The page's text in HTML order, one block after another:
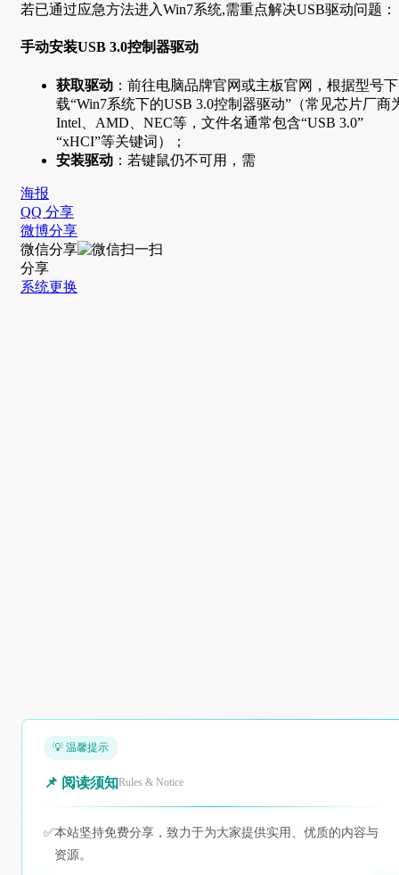
若已通过应急方法进入Win7系统,需重点解决USB驱动问题：
手动安装USB 3.0控制器驱动
获取驱动 ：前往电脑品牌官网或主板官网，根据型号下
载“Win7系统下的USB 3.0控制器驱动”（常见芯片厂商
Intel、AMD、NEC等，文件名通常包含“USB 3.0”
“xHCI”等关键词）；
安装驱动 ：若键鼠仍不可用，需
海报
QQ 分享
微博分享
微信分享
分享
系统更换
💡 温馨提示
📌 阅读须知Rules & Notice
✅本站坚持免费分享，致力于为大家提供实用、优质的内容与
资源。